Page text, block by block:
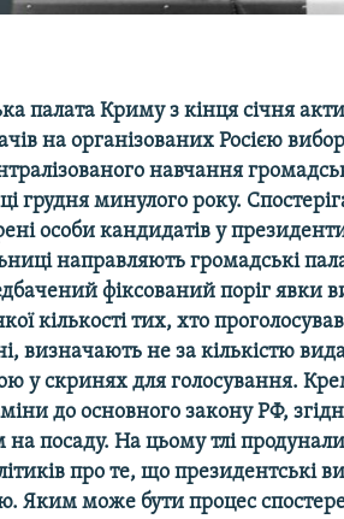
палата Криму з кінця січня
на організованих Росією
навчання
грудня минулого року.
особи кандидатів у
направляють громадські
фіксований поріг явки
кількості тих, хто
визначають не за кількістю
у скринях для голосування.
до основного закону РФ,
посаду. На цьому тлі
про те, що президентські
Яким може бути процес